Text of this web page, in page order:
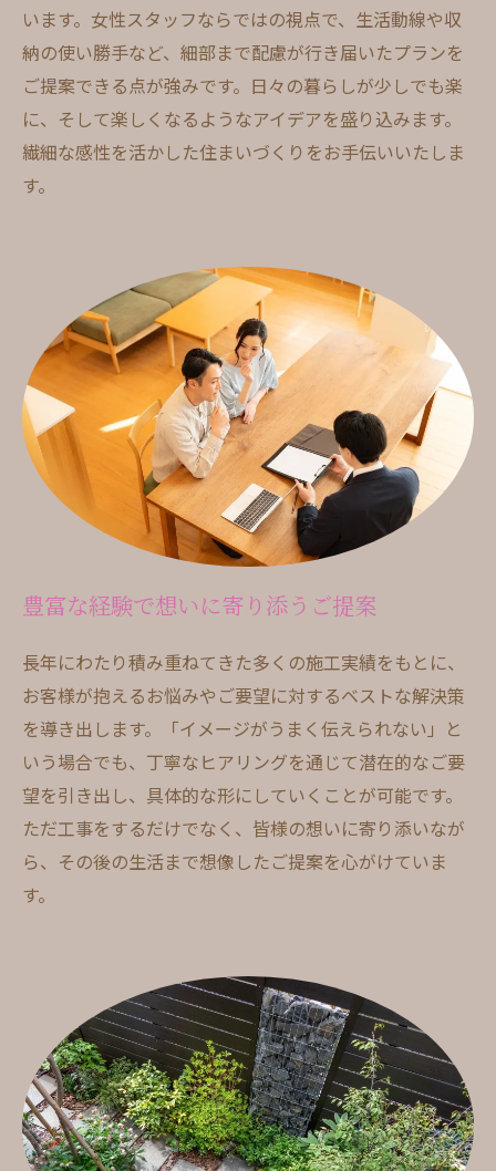
います。女性スタッフならではの視点で、生活動線や収
納の使い勝手など、細部まで配慮が行き届いたプランを
ご提案できる点が強みです。日々の暮らしが少しでも楽
に、そして楽しくなるようなアイデアを盛り込みます。
繊細な感性を活かした住まいづくりをお手伝いいたしま
す。
豊富な経験で想いに寄り添うご提案
長年にわたり積み重ねてきた多くの施工実績をもとに、
お客様が抱えるお悩みやご要望に対するベストな解決策
を導き出します。「イメージがうまく伝えられない」と
いう場合でも、丁寧なヒアリングを通じて潜在的なご要
望を引き出し、具体的な形にしていくことが可能です。
ただ工事をするだけでなく、皆様の想いに寄り添いなが
ら、その後の生活まで想像したご提案を心がけていま
す。